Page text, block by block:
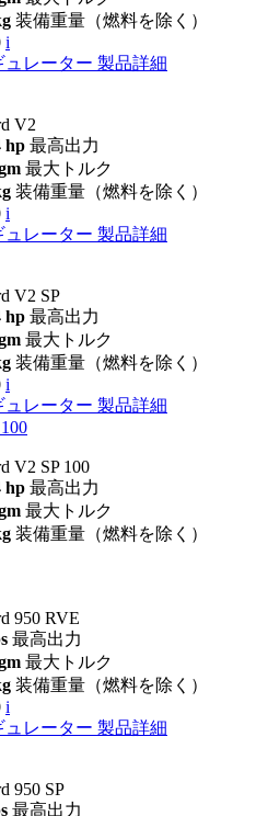
装備重量（燃料を除く）
i
ュレーター 製品詳細
V2
hp 最高出力
最大トルク
装備重量（燃料を除く）
i
ュレーター 製品詳細
V2 SP
hp 最高出力
最大トルク
装備重量（燃料を除く）
i
ュレーター 製品詳細
V2 SP 100
hp 最高出力
最大トルク
装備重量（燃料を除く）
950 RVE
最高出力
最大トルク
装備重量（燃料を除く）
i
ュレーター 製品詳細
950 SP
最高出力